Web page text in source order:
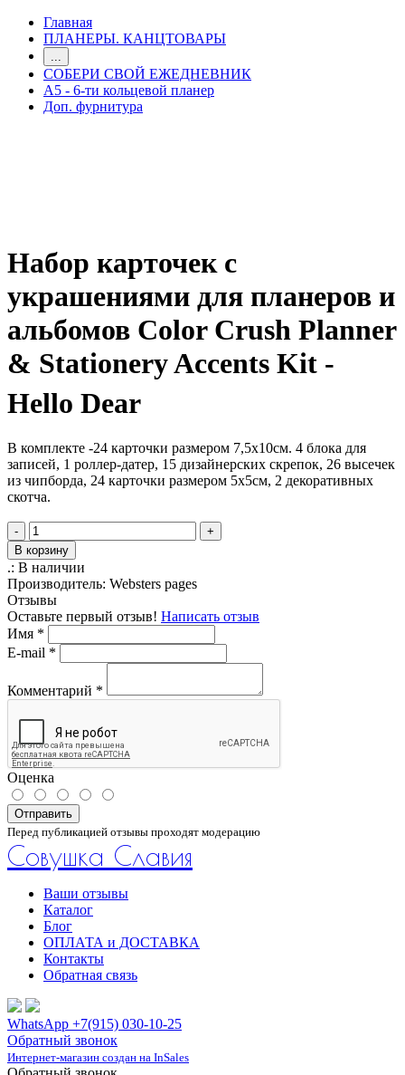
Главная
ПЛАНЕРЫ. КАНЦТОВАРЫ
СОБЕРИ СВОЙ ЕЖЕДНЕВНИК
А5 - 6-ти кольцевой планер
Доп. фурнитура
Набор карточек с
украшениями для планеров и
альбомов Color Crush Planner
& Stationery Accents Kit -
Hello Dear
В комплекте -24 карточки размером 7,5х10см. 4 блока для
записей, 1 роллер-датер, 15 дизайнерских скрепок, 26 высечек
из чипборда, 24 карточки размером 5х5см, 2 декоративных
скотча.
-
+
В корзину
.: В наличии
Производитель: Websters pages
Отзывы
Оставьте первый отзыв! Написать отзыв
Имя *
E-mail *
Комментарий *
Оценка
Отправить
Перед публикацией отзывы проходят модерацию
Совушка Славия
Ваши отзывы
Каталог
Блог
ОПЛАТА и ДОСТАВКА
Контакты
Обратная связь
WhatsApp +7(915) 030-10-25
Обратный звонок
Интернет-магазин создан на InSales